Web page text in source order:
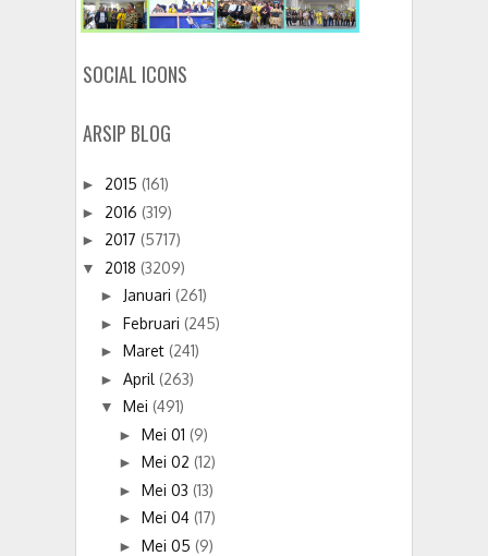
SOCIAL ICONS
ARSIP BLOG
► 2015 (161)
► 2016 (319)
► 2017 (5717)
▼ 2018 (3209)
► Januari (261)
► Februari (245)
► Maret (241)
► April (263)
▼ Mei (491)
► Mei 01 (9)
► Mei 02 (12)
► Mei 03 (13)
► Mei 04 (17)
► Mei 05 (9)